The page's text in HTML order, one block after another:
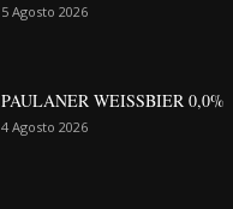
5 Agosto 2026
PAULANER WEISSBIER 0,0%
4 Agosto 2026